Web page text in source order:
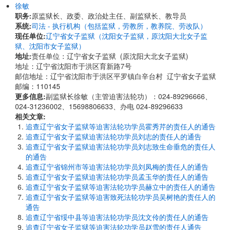
徐敏
职务:原监狱长、政委、政治处主任、副监狱长、教导员
系统:司法 - 执行机构（包括监狱，劳教所，教养院、劳改队）
现任单位:辽宁省女子监狱（沈阳女子监狱，原沈阳大北女子监
狱、沈阳市女子监狱）
地址:责任单位：辽宁省女子监狱 (原沈阳大北女子监狱)
地址：辽宁省沈阳市于洪区育新路7号
邮信地址：辽宁省沈阳市于洪区平罗镇白辛台村 辽宁省女子监狱
邮编：110145
更多信息:副监狱长徐敏（主管迫害法轮功）：024-89296666、
024-31236002、15698806633、办电 024-89296633
相关文章:
追查辽宁省女子监狱等迫害法轮功学员霍秀芹的责任人的通告
追查辽宁省女子监狱迫害法轮功学员刘志的责任人的通告
追查辽宁省女子监狱迫害法轮功学员刘志致生命垂危的责任人
的通告
追查辽宁省锦州市等迫害法轮功学员刘凤梅的责任人的通告
追查辽宁省女子监狱迫害法轮功学员孟玉华的责任人的通告
追查辽宁省女子监狱等迫害法轮功学员赫立中的责任人的通告
追查辽宁省女子监狱等迫害致死法轮功学员吴树艳的责任人的
通告
追查辽宁省绥中县等迫害法轮功学员沈文伶的责任人的通告
追查辽宁省女子监狱等迫害法轮功学员赵雪的责任人通告